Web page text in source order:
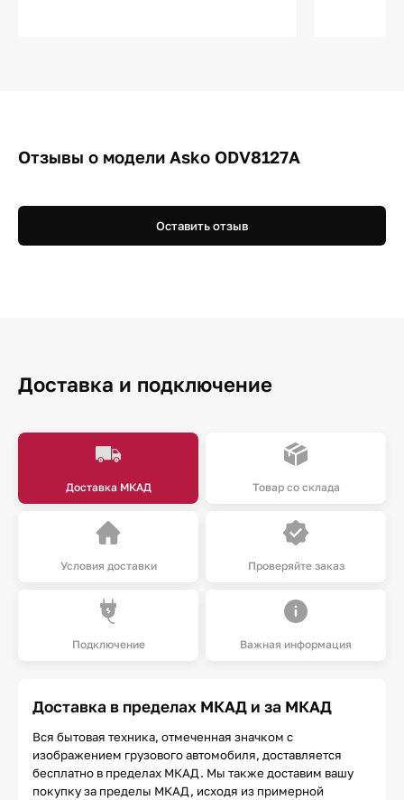
Отзывы о модели Asko ODV8127A
Оставить отзыв
Доставка и подключение
Доставка МКАД Товар со склада
Условия доставки Проверяйте заказ
Подключение Важная информация
Доставка в пределах МКАД и за МКАД
Вся бытовая техника, отмеченная значком с
изображением грузового автомобиля, доставляется
бесплатно в пределах МКАД. Мы также доставим вашу
покупку за пределы МКАД, исходя из примерной